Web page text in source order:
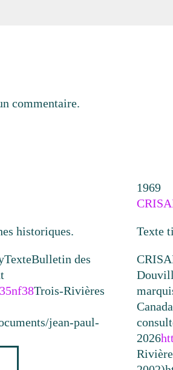
commentaire.
historiques.
TexteBulletin des
Trois-Rivières
jean-paul-
1969
Texte
2026